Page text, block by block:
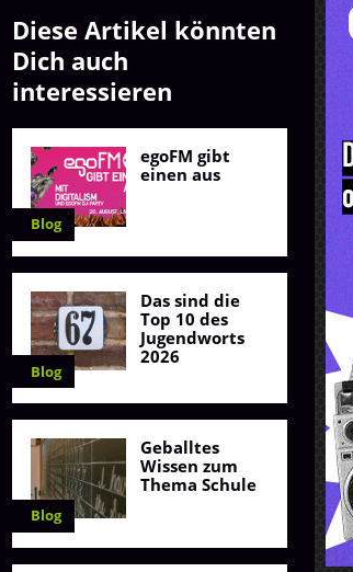
Diese Artikel könnten
Dich auch
interessieren
Blog
egoFM gibt
einen aus
Blog
Das sind die
Top 10 des
Jugendworts
2026
Blog
Geballtes
Wissen zum
Thema Schule